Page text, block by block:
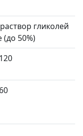
гликолей
(до 50%)